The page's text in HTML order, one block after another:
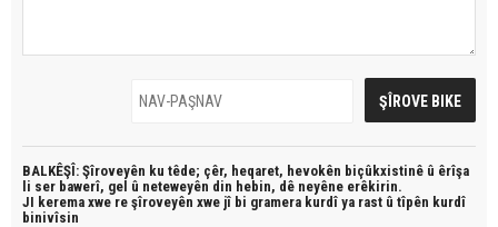
BALKÊŞÎ: Şîroveyên ku têde; çêr, heqaret, hevokên biçûkxistinê û êrîşa
li ser bawerî, gel û neteweyên din hebin, dê neyêne erêkirin.
JI kerema xwe re şîroveyên xwe jî bi gramera kurdî ya rast û tîpên kurdî
binivîsin